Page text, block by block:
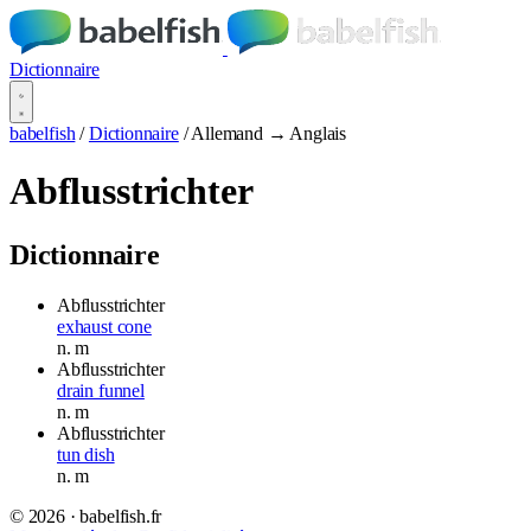
Dictionnaire
babelfish / Dictionnaire / Allemand → Anglais
Abflusstrichter
Dictionnaire
Abflusstrichter
exhaust cone
n.m
Abflusstrichter
drain funnel
n.m
Abflusstrichter
tun dish
n.m
© 2026 · babelfish.fr